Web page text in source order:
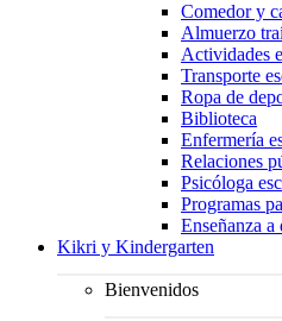
Comedor y
Almuerzo
Actividades
Transporte
Ropa de
Biblioteca
Enfermería
Relaciones
Psicóloga
Programas
Enseñanza a
Kikri y Kindergarten
Bienvenidos